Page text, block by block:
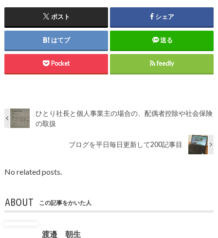
ポスト シェア
はてブ 送る
Pocket feedly
ひとり社長と個人事業主の場合の、配偶者控除や社会保険
の取扱
ブログを平日毎日更新して200記事目
No related posts.
ABOUT この記事をかいた人
渡邉 朝生